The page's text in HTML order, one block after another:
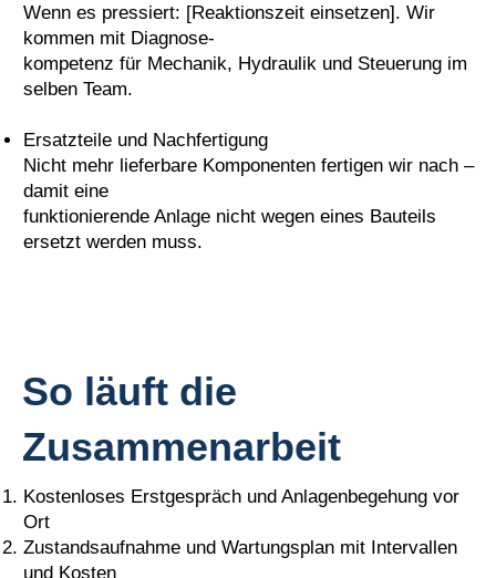
Wenn es pressiert: [Reaktionszeit einsetzen]. Wir
kommen mit Diagnose-
kompetenz für Mechanik, Hydraulik und Steuerung im
selben Team.
Ersatzteile und Nachfertigung
Nicht mehr lieferbare Komponenten fertigen wir nach –
damit eine
funktionierende Anlage nicht wegen eines Bauteils
ersetzt werden muss.
So läuft die
Zusammenarbeit
Kostenloses Erstgespräch und Anlagenbegehung vor
Ort
Zustandsaufnahme und Wartungsplan mit Intervallen
und Kosten